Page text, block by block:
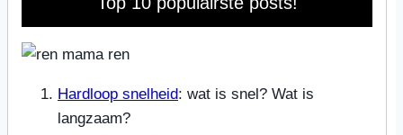
Hardloop snelheid: wat is snel? Wat is
langzaam?